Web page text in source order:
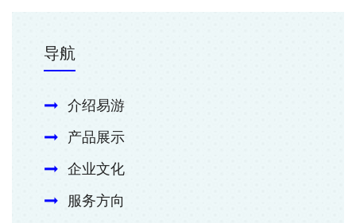
导航
介绍易游
产品展示
企业文化
服务方向